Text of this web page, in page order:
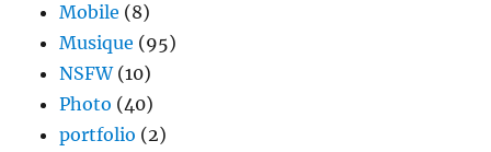
Mobile (8)
Musique (95)
NSFW(10)
Photo (40)
portfolio (2)